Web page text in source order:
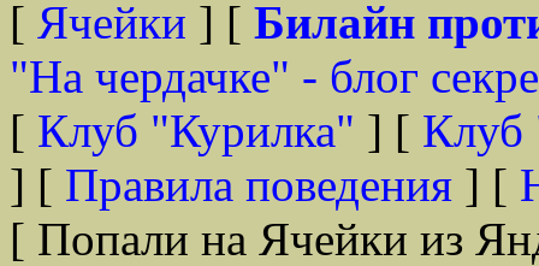
[ Ячейки ] [ Билайн
"На чердачке" - блог
[ Клуб "Курилка" ] [ Клуб
] [ Правила поведения ] [
[ Попали на Ячейки из